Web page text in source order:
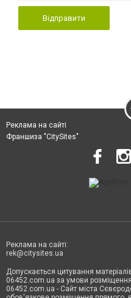
Відправити
Реклама на сайті
Франшиза "CitySites"
Реклама на сайті:
rek@citysites.ua
Допускається цитування
06452.com.ua за умови
06452.com.ua - Сайт міста